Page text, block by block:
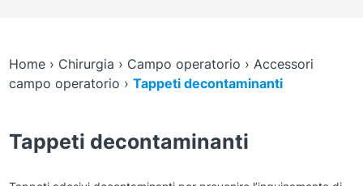
Home› Chirurgia › Campo operatorio › Accessori
campo operatorio › Tappeti decontaminanti
Tappeti decontaminanti